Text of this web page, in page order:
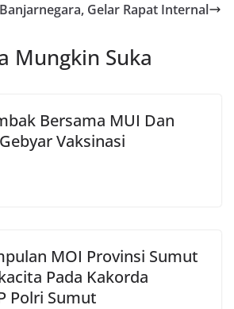
Gelar Rapat Internal
Mungkin Suka
Bersama MUI Dan
Vaksinasi
MOI Provinsi Sumut
Pada Kakorda
Polri Sumut